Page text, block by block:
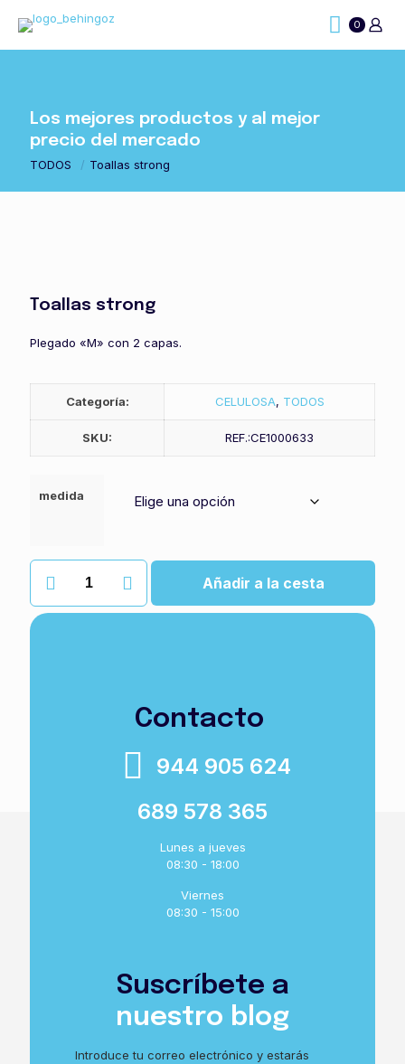
0
Los mejores productos y al mejor
precio del mercado
TODOS / Toallas strong
Toallas strong
Plegado «M» con 2 capas.
Categoría: CELULOSA, TODOS
SKU: REF.:CE1000633
medida
Toallas
cantidad
Añadir a la cesta
Resistente y absorbente para todo tipo de líquidos.
Contacto
944 905 624
689 578 365
Lunes a jueves
08:30 - 18:00
Viernes
08:30 - 15:00
Suscríbete a
nuestro blog
Introduce tu correo electrónico y estarás